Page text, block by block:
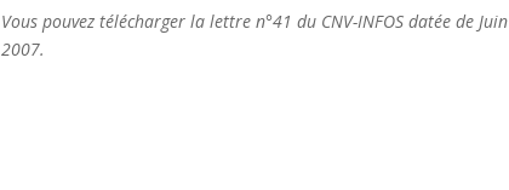
Vous pouvez télécharger la lettre n°41 du CNV-INFOS datée de Juin
2007.